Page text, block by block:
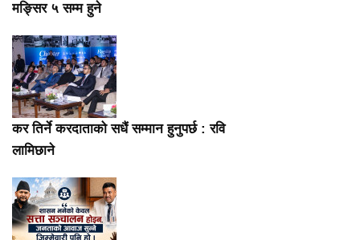
मङ्सिर ५ सम्म हुने
कर तिर्ने करदाताको सधैं सम्मान हुनुपर्छ : रवि
लामिछाने